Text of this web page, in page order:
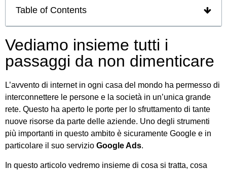
Table of Contents
Vediamo insieme tutti i
passaggi da non dimenticare
L’avvento di internet in ogni casa del mondo ha permesso di
interconnettere le persone e la società in un’unica grande
rete. Questo ha aperto le porte per lo sfruttamento di tante
nuove risorse da parte delle aziende. Uno degli strumenti
più importanti in questo ambito è sicuramente Google e in
particolare il suo servizio Google Ads.
In questo articolo vedremo insieme di cosa si tratta, cosa